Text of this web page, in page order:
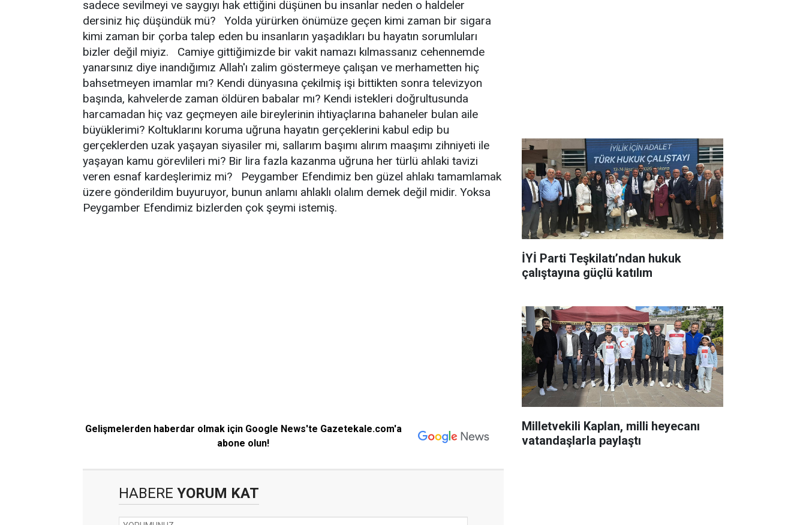
sadece sevilmeyi ve saygıyı hak ettiğini düşünen bu insanlar neden o haldeler
dersiniz hiç düşündük mü? Yolda yürürken önümüze geçen kimi zaman bir sigara
kimi zaman bir çorba talep eden bu insanların yaşadıkları bu hayatın sorumluları
bizler değil miyiz. Camiye gittiğimizde bir vakit namazı kılmassanız cehennemde
yanarsınız diye inandığımız Allah'ı zalim göstermeye çalışan ve merhametten hiç
bahsetmeyen imamlar mı? Kendi dünyasına çekilmiş işi bittikten sonra televizyon
başında, kahvelerde zaman öldüren babalar mı? Kendi istekleri doğrultusunda
harcamadan hiç vaz geçmeyen aile bireylerinin ihtiyaçlarına bahaneler bulan aile
büyüklerimi? Koltuklarını koruma uğruna hayatın gerçeklerini kabul edip bu
gerçeklerden uzak yaşayan siyasiler mi, sallarım başımı alırım maaşımı zihniyeti ile
yaşayan kamu görevlileri mi? Bir lira fazla kazanma uğruna her türlü ahlaki tavizi
veren esnaf kardeşlerimiz mi? Peygamber Efendimiz ben güzel ahlakı tamamlamak
üzere gönderildim buyuruyor, bunun anlamı ahlaklı olalım demek değil midir. Yoksa
Peygamber Efendimiz bizlerden çok şeymi istemiş.
Gelişmelerden haberdar olmak için Google News'te Gazetekale.com'a
abone olun!
HABERE YORUM KAT
İYİ Parti Teşkilatı’ndan hukuk
çalıştayına güçlü katılım
Milletvekili Kaplan, milli heyecanı
vatandaşlarla paylaştı